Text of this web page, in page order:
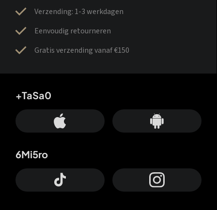
Verzending: 1-3 werkdagen
Eenvoudig retourneren
Gratis verzending vanaf €150
+TaSa0
6Mi5ro